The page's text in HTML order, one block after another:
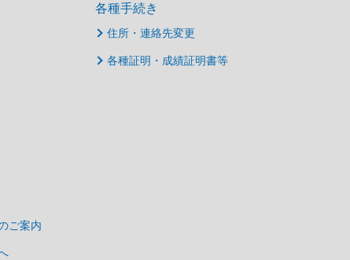
ご案内
各種手続き
住所・連絡先変更
各種証明・成績証明書等